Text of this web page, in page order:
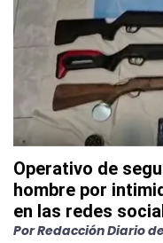
Operativo de
hombre por
en las redes
PorRedacción Diario